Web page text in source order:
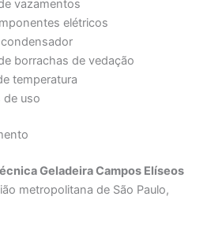
vazamentos
elétricos
borrachas de vedação
temperatura
de uso
Geladeira Campos Elíseos
metropolitana de São Paulo,